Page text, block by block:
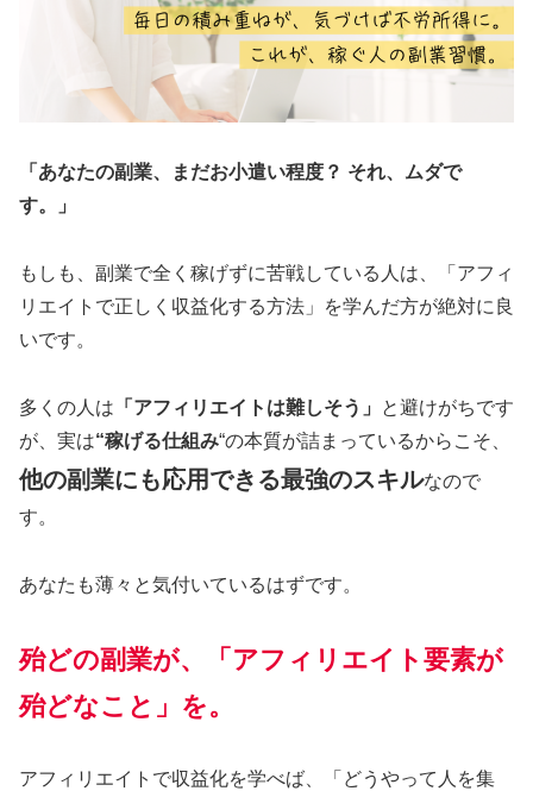
「あなたの副業、まだお小遣い程度？ それ、ムダで
す。」
もしも、副業で全く稼げずに苦戦している人は、「アフィ
リエイトで正しく収益化する方法」を学んだ方が絶対に良
いです。
多くの人は 「アフィリエイトは難しそう」
と避けがちです
が、実は“稼げる仕組み“の本質が詰まっているからこそ、
他の副業にも応用できる最強のスキルなので
す。
あなたも薄々と気付いているはずです。
殆どの副業が、「アフィリエイト要素が
殆どなこと」を。
アフィリエイトで収益化を学べば、「どうやって人を集